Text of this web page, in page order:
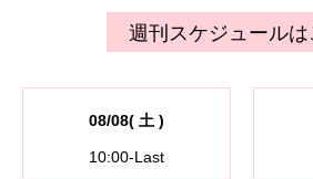
週刊スケジュールは
08/08( 土 )
10:00-Last